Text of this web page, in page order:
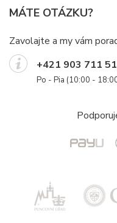
MÁTE OTÁZKU?
Zavolajte a my vám
+421 903 711
Po - Pia (10:00 -